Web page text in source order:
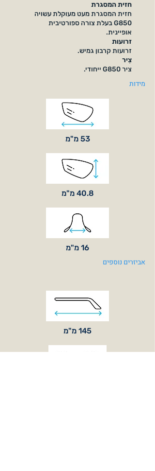
חזית המסגרת
חזית המסגרת מעט מעוקלת עשויה
G850 בעלת צורה ספורטיבית
אופיינית.
זרועות
זרועות קרבון גמיש.
צִיר
ציר G850 ייחודי.
מידות
53 מ"מ
40.8 מ"מ
16 מ"מ
אביזרים נוספים
145 מ"מ